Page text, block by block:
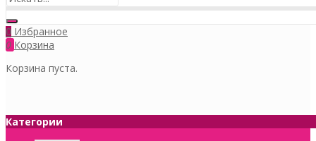
0 Избранное
0 Корзина
Корзина пуста.
Категории